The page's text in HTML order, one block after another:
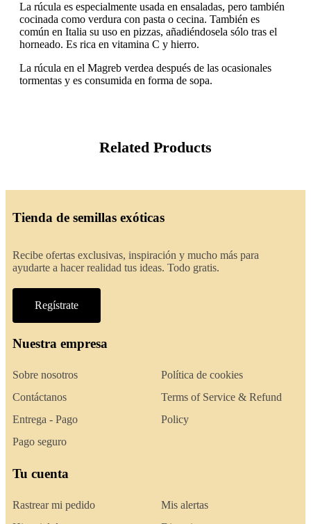
La rúcula es especialmente usada en ensaladas, pero también
cocinada como verdura con pasta o cecina. También es
común en Italia su uso en pizzas, añadiéndosela sólo tras el
horneado. Es rica en vitamina C y hierro.
La rúcula en el Magreb verdea después de las ocasionales
tormentas y es consumida en forma de sopa.
Related Products
Tienda de semillas exóticas
Recibe ofertas exclusivas, inspiración y mucho más para
ayudarte a hacer realidad tus ideas. Todo gratis.
Regístrate
Nuestra empresa
Sobre nosotros
Contáctanos
Entrega - Pago
Pago seguro
Política de cookies
Terms of Service & Refund
Policy
Tu cuenta
Rastrear mi pedido
Mis alertas